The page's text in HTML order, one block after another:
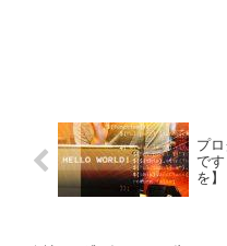
プ
で
を】